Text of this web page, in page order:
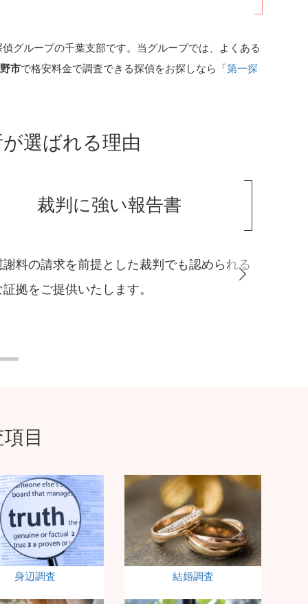
グループの千葉支部です。当グループでは、よくある
市で格安料金で調査できる探偵をお探しなら「第一探
選ばれる理由
良心的な格安料金
代や広告費など経営経費を削減しているため
金での調査が可能です。
目
身辺調査 結婚調査